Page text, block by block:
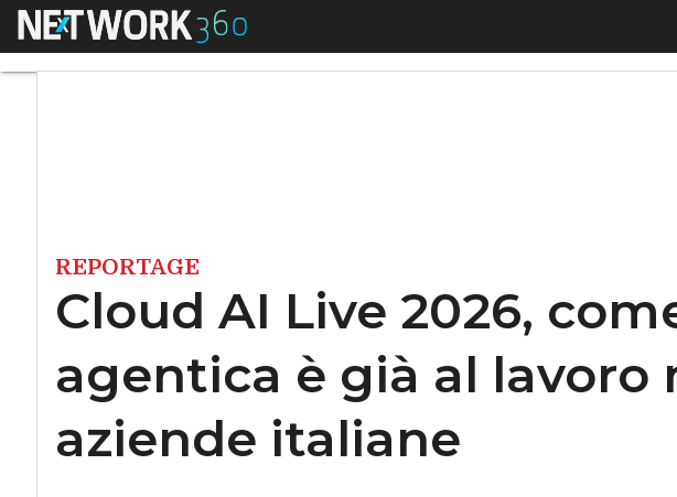
Menu Cloud AI Live 2026, come l’AI
REPORTAGE
Cloud AI Live 2026,
agentica è già al lavoro
aziende italiane